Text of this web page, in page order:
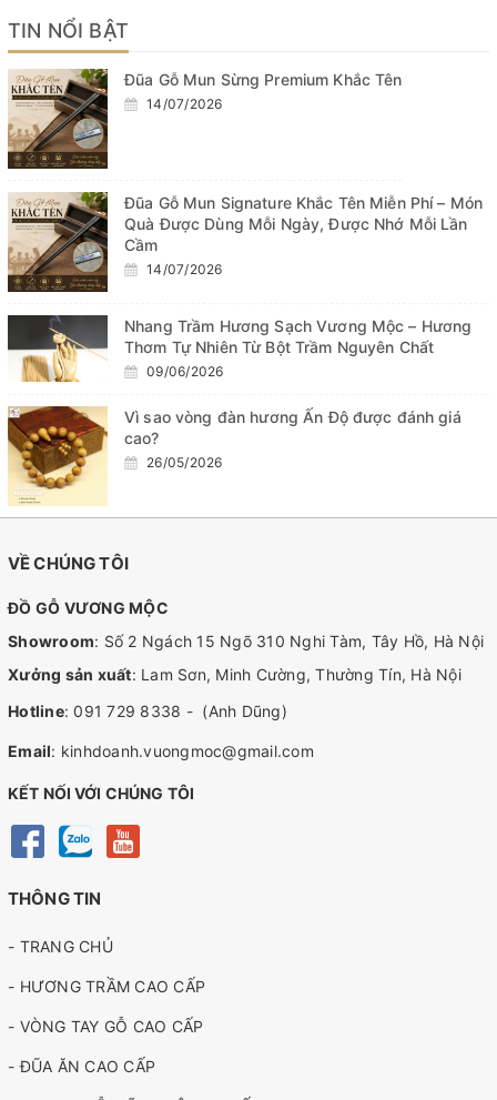
TIN NỔI BẬT
Đũa Gỗ Mun Sừng Premium Khắc Tên
14/07/2026
Đũa Gỗ Mun Signature Khắc Tên Miễn Phí – Món
Quà Được Dùng Mỗi Ngày, Được Nhớ Mỗi Lần
Cầm
14/07/2026
Nhang Trầm Hương Sạch Vương Mộc – Hương
Thơm Tự Nhiên Từ Bột Trầm Nguyên Chất
09/06/2026
Vì sao vòng đàn hương Ấn Độ được đánh giá
cao?
26/05/2026
VỀ CHÚNG TÔI
ĐỒ GỖ VƯƠNG MỘC
Showroom: Số 2 Ngách 15 Ngõ 310 Nghi Tàm, Tây Hồ, Hà Nội
Xưởng sản xuất: Lam Sơn, Minh Cường, Thường Tín, Hà Nội
Hotline:091 729 8338 - (Anh Dũng)
Email: kinhdoanh.vuongmoc@gmail.com
KẾT NỐI VỚI CHÚNG TÔI
THÔNG TIN
- TRANG CHỦ
- HƯƠNG TRẦM CAO CẤP
- VÒNG TAY GỖ CAO CẤP
- ĐŨA ĂN CAO CẤP